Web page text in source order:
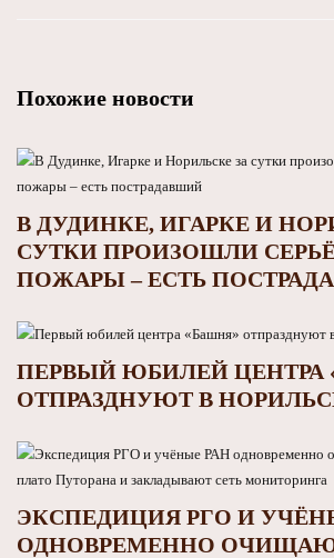
Похожие новости
В ДУДИНКЕ, ИГАРКЕ И
СУТКИ ПРОИЗОШЛИ
ПОЖАРЫ – ЕСТЬ
ПЕРВЫЙ ЮБИЛЕЙ ЦЕНТРА
ОТПРАЗДНУЮТ В
ЭКСПЕДИЦИЯ РГО И
ОДНОВРЕМЕННО